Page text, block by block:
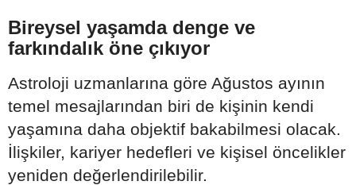
Bireysel yaşamda denge ve
farkındalık öne çıkıyor
Astroloji uzmanlarına göre Ağustos ayının
temel mesajlarından biri de kişinin kendi
yaşamına daha objektif bakabilmesi olacak.
İlişkiler, kariyer hedefleri ve kişisel öncelikler
yeniden değerlendirilebilir.